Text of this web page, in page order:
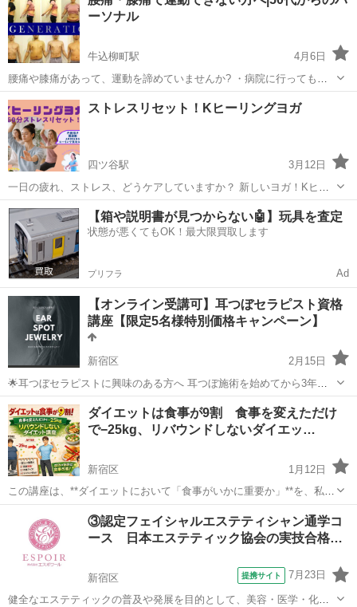
を備えていると認定されたスクールです。...
ーソナル
牛込柳町駅
4月6日
腰痛や膝痛があって、運動を諦めていませんか? ・病院に行ってもな
かなか改善しない ・運動すると逆に痛くなる ・何をすればいいのか分
からない ・年齢的にもう無理だと感じている →そんな方のためのパー
東京 新宿区 牛込柳町駅 その他 腰痛
ストレスリセット！Kヒーリングヨガ
四ツ谷駅
3月12日
一日の疲れ、ストレス、どうケアしていますか？ 新しいヨガ！Kヒー
リングヨガでストレスリセットしませんか 💗丹田叩き、腸運動 💗
ARIRANGヒーリング気功＆瞑想 エネルギーを整え、自分を解放する
時間と...
東京 新宿区 四ツ谷駅 その他 ヒーリング
【箱や説明書が見つからない🤖】玩具を査定
状態が悪くてもOK！最大限買取します
プリフラ Ad
【オンライン受講可】耳つぼセラピスト資格
講座【限定5名様特別価格キャンペーン】
新宿区
2月15日
🌟耳つぼセラピストに興味のある方へ 耳つぼ施術を始めてから3年、
このたび協会の認定講師としても耳つぼ業界に貢献させていただける
ことになりました😊 それを記念しまして現在、【5名限定】特別価格
にてセラピスト講座を受講できるお得...
東京 新宿区 その他 つぼ
ダイエットは食事が9割 食事を変えただけ
で−25kg、リバウンドしないダイエッ…
新宿区
1月12日
この講座は、**ダイエットにおいて「食事がいかに重要か」**を、私自
身が身をもって体感し、実践してきた経験をもとにした【食事に特化
したダイエット講座】です。 私はこれまでに約25kgの減量に成功し、
現在もリバウンドすること...
その他 講座
③認定フェイシャルエステティシャン通学コ
ース 日本エステティック協会の実技合格…
新宿区 提携サイト 7月23日
健全なエステティックの普及や発展を目的として、美容・医学・化粧